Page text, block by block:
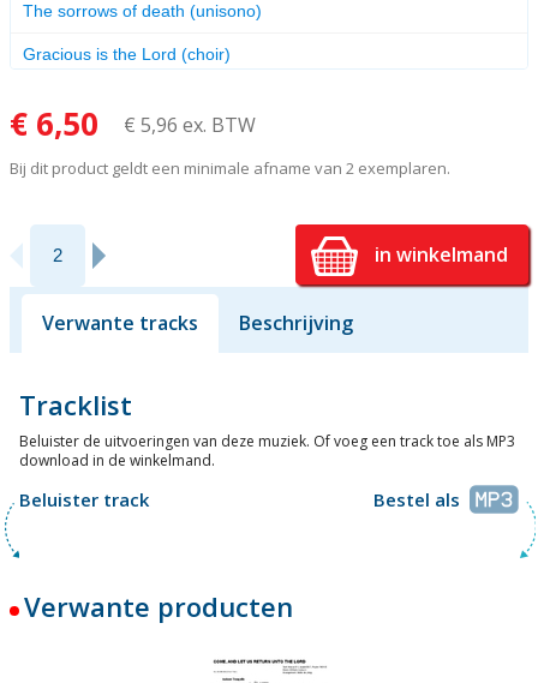
pause
The sorrows of death (unisono)
Gracious is the Lord (choir)
€ 6,50 € 5,96 ex. BTW
Bij dit product geldt een minimale afname van 2 exemplaren.
in winkelmand
Verwante tracks Beschrijving
Tracklist
Beluister de uitvoeringen van deze muziek. Of voeg een track toe als MP3
download in de winkelmand.
Beluister track Bestel als
Verwante producten